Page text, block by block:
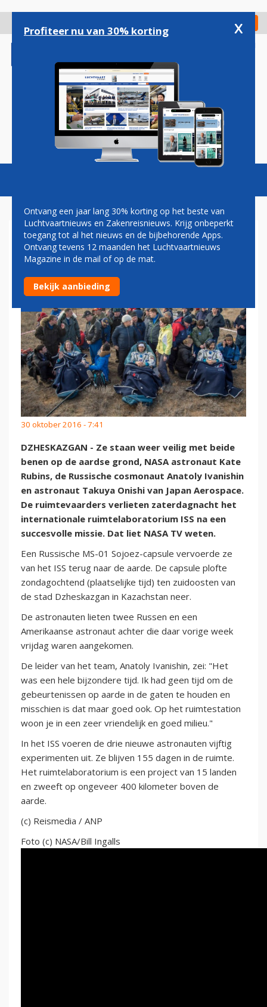
gaan
Check in
Magazine Podcasts Vacatures
ISS-ASTRONAUTEN VEILIG
TERUG OP AARDE
30 oktober 2016 - 7:41
DZHESKAZGAN - Ze staan weer veilig met beide
benen op de aardse grond, NASA astronaut Kate
Rubins, de Russische cosmonaut Anatoly Ivanishin
en astronaut Takuya Onishi van Japan Aerospace.
De ruimtevaarders verlieten zaterdagnacht het
internationale ruimtelaboratorium ISS na een
succesvolle missie. Dat liet NASA TV weten.
Een Russische MS-01 Sojoez-capsule vervoerde ze
van het ISS terug naar de aarde. De capsule plofte
zondagochtend (plaatselijke tijd) ten zuidoosten van
de stad Dzheskazgan in Kazachstan neer.
De astronauten lieten twee Russen en een
Amerikaanse astronaut achter die daar vorige week
vrijdag waren aangekomen.
De leider van het team, Anatoly Ivanishin, zei: "Het
was een hele bijzondere tijd. Ik had geen tijd om de
gebeurtenissen op aarde in de gaten te houden en
misschien is dat maar goed ook. Op het ruimtestation
woon je in een zeer vriendelijk en goed milieu."
In het ISS voeren de drie nieuwe astronauten vijftig
experimenten uit. Ze blijven 155 dagen in de ruimte.
Het ruimtelaboratorium is een project van 15 landen
en zweeft op ongeveer 400 kilometer boven de
aarde.
(c) Reismedia / ANP
Foto (c) NASA/Bill Ingalls
Profiteer nu van 30% korting x
Ontvang een jaar lang 30% korting op het beste van
Luchtvaartnieuws en Zakenreisnieuws. Krijg onbeperkt
toegang tot al het nieuws en de bijbehorende Apps.
Ontvang tevens 12 maanden het Luchtvaartnieuws
Magazine in de mail of op de mat.
Bekijk aanbieding